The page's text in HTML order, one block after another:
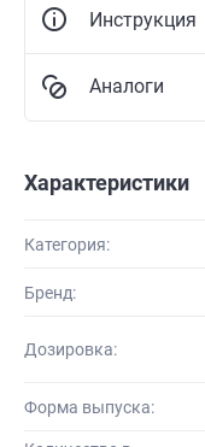
Инструкция
Аналоги
Характеристики
Категория:
Бренд:
Дозировка:
Форма выпуска: